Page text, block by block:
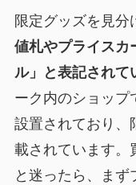
限定グッズを見分
値札やプライスカ
ル」と表記されて
ーク内のショップ
設置されており、
載されています。
と迷ったら、まず